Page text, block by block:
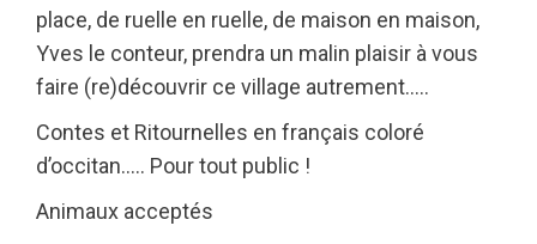
place, de ruelle en ruelle, de maison en maison,
Yves le conteur, prendra un malin plaisir à vous
faire (re)découvrir ce village autrement…..
Contes et Ritournelles en français coloré
d’occitan….. Pour tout public !
Animaux acceptés